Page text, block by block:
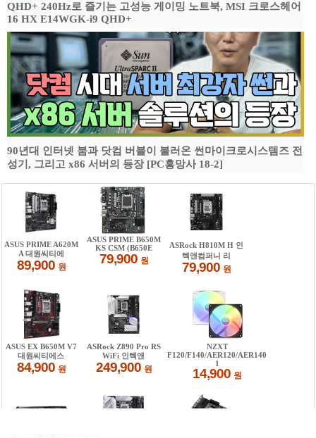
QHD+ 240Hz로 즐기는 고성능 게이밍 노트북, MSI 크로스헤어
16 HX E14WGK-i9 QHD+
90년대 인터넷 붐과 닷컴 버블이 불러온 썬마이크로시스템즈 전
성기, 그리고 x86 서버의 등장 [PC흥망사 18-2]